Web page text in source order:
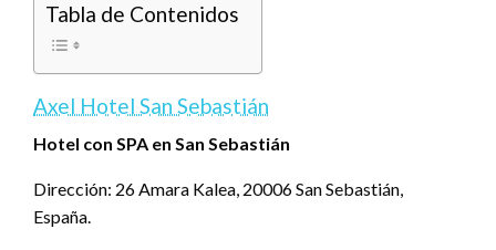
Tabla de Contenidos
Axel Hotel San Sebastián
Hotel con SPA en San Sebastián
Dirección: 26 Amara Kalea, 20006 San Sebastián,
España.